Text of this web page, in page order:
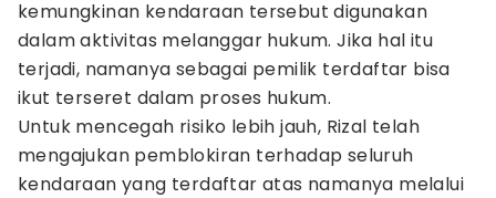
kemungkinan kendaraan tersebut digunakan
dalam aktivitas melanggar hukum. Jika hal itu
terjadi, namanya sebagai pemilik terdaftar bisa
ikut terseret dalam proses hukum.
Untuk mencegah risiko lebih jauh, Rizal telah
mengajukan pemblokiran terhadap seluruh
kendaraan yang terdaftar atas namanya melalui